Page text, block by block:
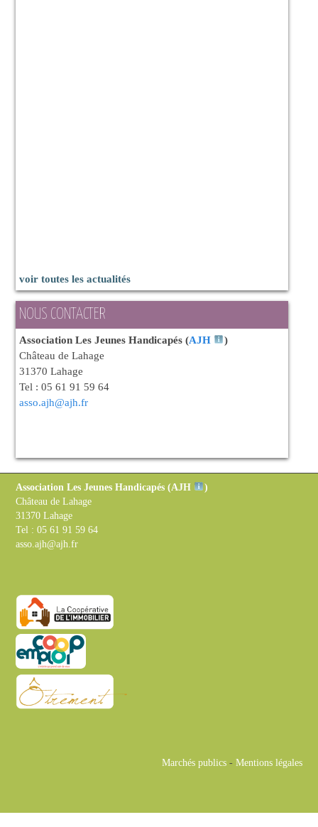
voir toutes les actualités
NOUS CONTACTER
Association Les Jeunes Handicapés (AJH
)
Château de Lahage
31370 Lahage
Tel : 05 61 91 59 64
asso.ajh@ajh.fr
Association Les Jeunes Handicapés (AJH
)
Château de Lahage
31370 Lahage
Tel : 05 61 91 59 64
asso.ajh@ajh.fr
Marchés publics- Mentions légales